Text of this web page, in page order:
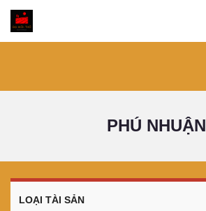
PHÚ NHUẬN
LOẠI TÀI SẢN